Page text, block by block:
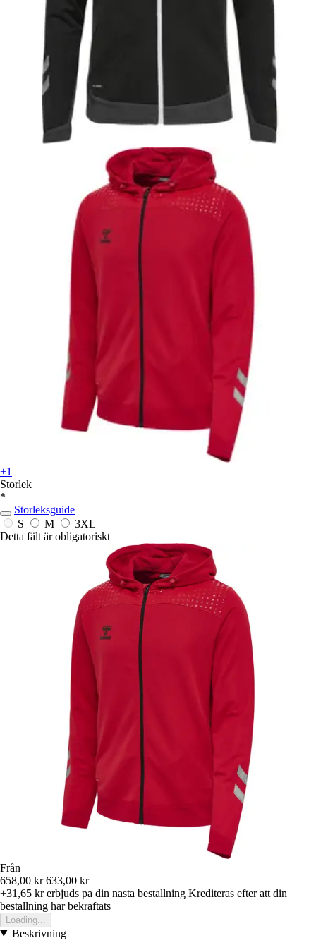
+1
Storlek
*
Storleksguide
S
M
3XL
Detta fält är obligatoriskt
Från
658,00 kr 633,00 kr
+31,65 krerbjuds pa din nasta bestallning Krediteras efter att din
bestallning har bekraftats
Loading...
Beskrivning